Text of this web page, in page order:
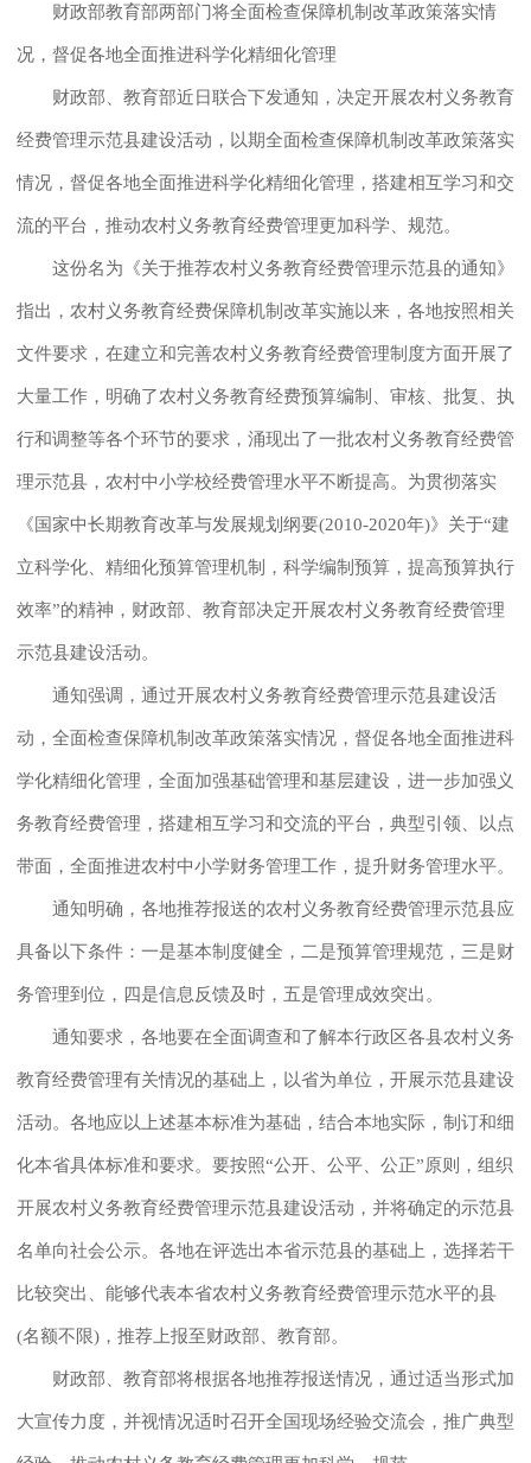
财政部教育部两部门将全面检查保障机制改革政策落实情
况，督促各地全面推进科学化精细化管理
财政部、教育部近日联合下发通知，决定开展农村义务教育
经费管理示范县建设活动，以期全面检查保障机制改革政策落实
情况，督促各地全面推进科学化精细化管理，搭建相互学习和交
流的平台，推动农村义务教育经费管理更加科学、规范。
这份名为《关于推荐农村义务教育经费管理示范县的通知》
指出，农村义务教育经费保障机制改革实施以来，各地按照相关
文件要求，在建立和完善农村义务教育经费管理制度方面开展了
大量工作，明确了农村义务教育经费预算编制、审核、批复、执
行和调整等各个环节的要求，涌现出了一批农村义务教育经费管
理示范县，农村中小学校经费管理水平不断提高。为贯彻落实
《国家中长期教育改革与发展规划纲要(2010-2020年)》关于“建
立科学化、精细化预算管理机制，科学编制预算，提高预算执行
效率”的精神，财政部、教育部决定开展农村义务教育经费管理
示范县建设活动。
通知强调，通过开展农村义务教育经费管理示范县建设活
动，全面检查保障机制改革政策落实情况，督促各地全面推进科
学化精细化管理，全面加强基础管理和基层建设，进一步加强义
务教育经费管理，搭建相互学习和交流的平台，典型引领、以点
带面，全面推进农村中小学财务管理工作，提升财务管理水平。
通知明确，各地推荐报送的农村义务教育经费管理示范县应
具备以下条件：一是基本制度健全，二是预算管理规范，三是财
务管理到位，四是信息反馈及时，五是管理成效突出。
通知要求，各地要在全面调查和了解本行政区各县农村义务
教育经费管理有关情况的基础上，以省为单位，开展示范县建设
活动。各地应以上述基本标准为基础，结合本地实际，制订和细
化本省具体标准和要求。要按照“公开、公平、公正”原则，组织
开展农村义务教育经费管理示范县建设活动，并将确定的示范县
名单向社会公示。各地在评选出本省示范县的基础上，选择若干
比较突出、能够代表本省农村义务教育经费管理示范水平的县
(名额不限)，推荐上报至财政部、教育部。
财政部、教育部将根据各地推荐报送情况，通过适当形式加
大宣传力度，并视情况适时召开全国现场经验交流会，推广典型